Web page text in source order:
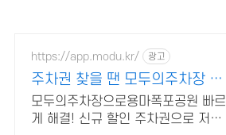
https://app.modu.kr/ 광고
주차권 찾을 땐 모두의주차장 서
울주차장 최대 80% 할인
모두의주차장으로용마폭포공원 빠르
게 해결! 신규 할인 주차권으로 저렴